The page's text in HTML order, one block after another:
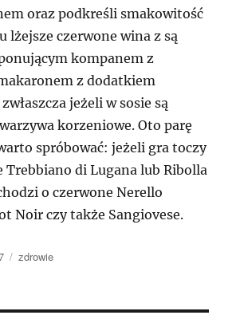
oraz podkreśli smakowitość
lżejsze czerwone wina z są
kompanem z
z dodatkiem
jeżeli w sosie są
korzeniowe. Oto parę
spróbować: jeżeli gra toczy
Trebbiano di Lugana lub Ribolla
o czerwone Nerello
Noir czy także Sangiovese.
Kategorie
zdrowie